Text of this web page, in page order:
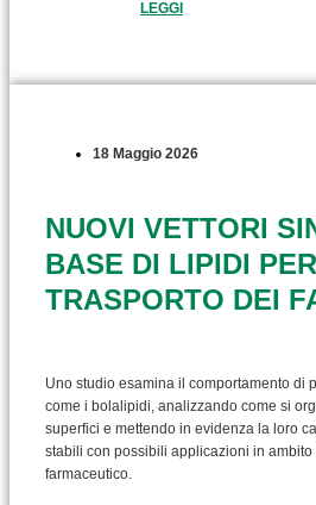
LEGGI
18 Maggio 2026
NUOVI VETTORI
BASE DI LIPIDI
TRASPORTO DEI
Uno studio esamina il comportamento di
come i bolalipidi, analizzando come si
superfici e mettendo in evidenza la loro
stabili con possibili applicazioni in
farmaceutico.